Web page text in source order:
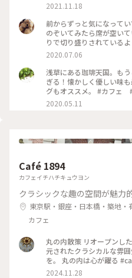
2021.11.18
前からずっと気になって
のぞいてみたら席が空いていたの
りで切り盛りされている
ホットケーキ🥞は昔なが
合って美味しかった😆💕
2020.07.06
浅草にある珈琲天国。も
ぎる！懐かしく優しい味
グもオススメ。 #カフェ #天国 #ホットケーキ #浅草 #東
京
2020.05.11
Café 1894
カフェイチハチキュウヨン
クラシックな趣の空間が魅力
東京駅・銀座・日本橋・築地・
カフェ
丸の内散策 リオープンし
元されたクラシカルな雰
を。 丸の内は心が躍る
街 #丸の内
2024.11.28